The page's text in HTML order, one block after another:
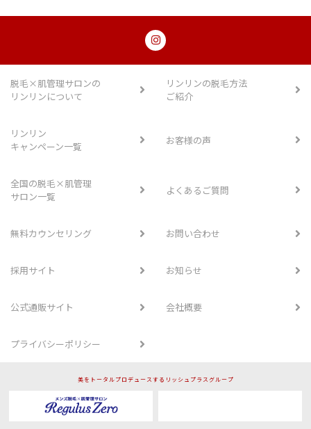
脱毛×肌管理サロンの
リンリンについて
リンリンの脱毛方法
ご紹介
リンリン
キャンペーン一覧
お客様の声
全国の脱毛×肌管理
サロン一覧
よくあるご質問
無料カウンセリング お問い合わせ
採用サイト お知らせ
公式通販サイト 会社概要
プライバシーポリシー
美をトータルプロデュースするリッシュプラスグループ